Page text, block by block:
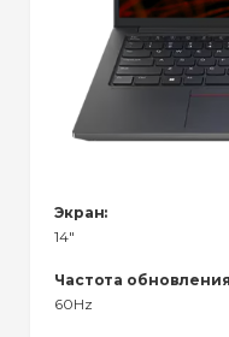
Экран:
14"
Частота
60Hz